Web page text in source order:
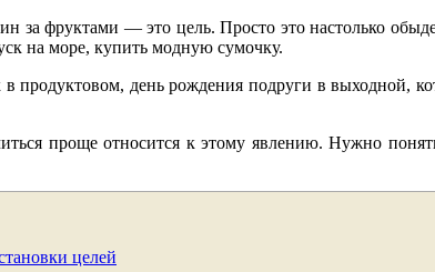
за фруктами — это цель. Просто это настолько
на море, купить модную сумочку.
продуктовом, день рождения подруги в выходной,
проще относится к этому явлению. Нужно
целей